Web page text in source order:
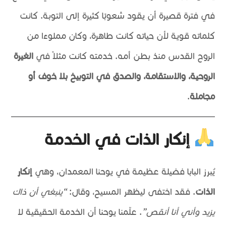
في فترة قصيرة أن يقود شعوبًا كثيرة إلى التوبة. كانت
كلماته قوية لأن حياته كانت طاهرة، وكان مملوءًا من
الروح القدس منذ بطن أمه. خدمته كانت مثلاً فيالغيرة
الروحية، والاستقامة، والصدق في التوبيخ بلا خوف أو
مجاملة.
إنكار الذات في الخدمة
يُبرز البابا فضيلة عظيمة في يوحنا المعمدان، وهي إنكار
الذات. فقد اختفى ليظهر المسيح، وقال:“ينبغي أن ذاك
يزيد وأني أنا أنقص”. علّمنا يوحنا أن الخدمة الحقيقية لا